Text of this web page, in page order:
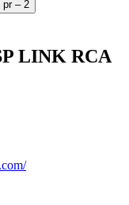
LINK RCA